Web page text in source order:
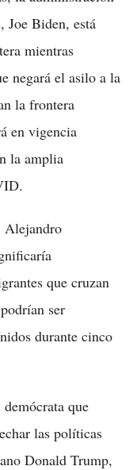
Joe Biden, está
mientras
negará el asilo a la
la frontera
en vigencia
la amplia
Alejandro
que cruzan
ser
durante cinco
que
las políticas
Donald Trump,